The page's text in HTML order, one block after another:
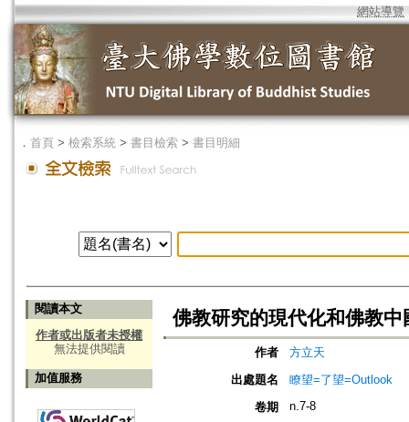
網站導覽
． 首頁 > 檢索系統 > 書目檢索 > 書目明細
閱讀本文
作者或出版者未授權
無法提供閱讀
加值服務
佛教研究的現代化和佛教中
作者
方立天
出處題名
瞭望=了望=Outlook
卷期
n.7-8